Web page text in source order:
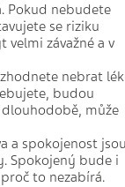
Pokud nebudete
se riziku
závažné a v
nebrat
budou
může
a spokojenost jsou
Spokojený bude i
to nezabírá.